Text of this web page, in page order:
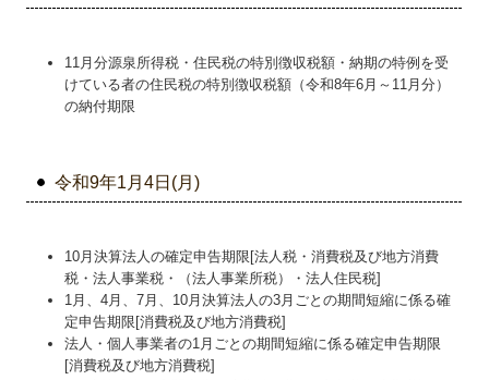
11月分源泉所得税・住民税の特別徴収税額・納期の特例を受
けている者の住民税の特別徴収税額（令和8年6月～11月分）
の納付期限
令和9年1月4日(月)
10月決算法人の確定申告期限[法人税・消費税及び地方消費
税・法人事業税・（法人事業所税）・法人住民税]
1月、4月、7月、10月決算法人の3月ごとの期間短縮に係る確
定申告期限[消費税及び地方消費税]
法人・個人事業者の1月ごとの期間短縮に係る確定申告期限
[消費税及び地方消費税]